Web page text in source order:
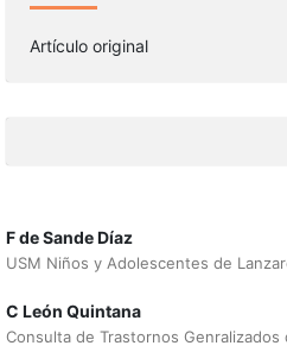
Artículo original
F de Sande Díaz
USM Niños y Adolescentes de
C León Quintana
Consulta de Trastornos Genralizados